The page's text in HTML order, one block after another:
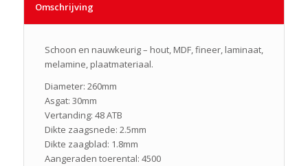
Omschrijving
Schoon en nauwkeurig – hout, MDF, fineer, laminaat,
melamine, plaatmateriaal.
Diameter: 260mm
Asgat: 30mm
Vertanding: 48 ATB
Dikte zaagsnede: 2.5mm
Dikte zaagblad: 1.8mm
Aangeraden toerental: 4500